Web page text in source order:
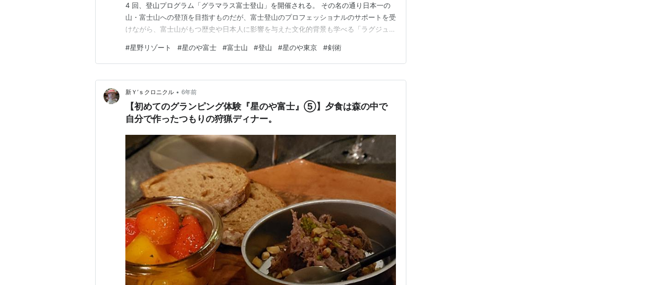
4 回、登山プログラム「グラマラス富士登山」を開催される。 その名の通り日本一の
山・富士山への登頂を目指すものだが、富士登山のプロフェッショナルのサポートを受
けながら、富士山がもつ歴史や日本人に影響を与えた文化的背景も学べる「ラグジュア
度、今夏しかできない経験してみませんか。 近くて遠い世界文化遺産「富士山」 いよ
いよ登頂！ご来光は山小屋で安全〝グラ…
#星野リゾート #星のや富士 #富士山 #登山 #星のや東京 #剣術
新Ｙ’ｓクロニクル • 6年前
【初めてのグランピング体験『星のや富士』⑤】夕食は森の中で
自分で作ったつもりの狩猟ディナー。